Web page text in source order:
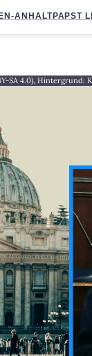
ANHALTPAPST
SA 4.0), Hintergrund: